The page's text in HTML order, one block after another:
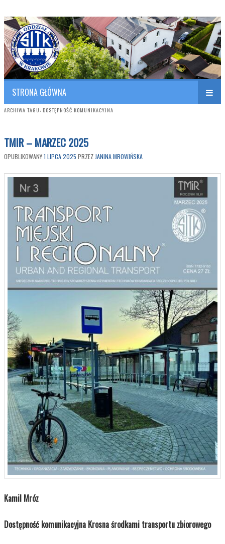
SITK RP Oddział w KRAKOWIE
Polish Association of Engineers & Technicians of Transportation
STRONA GŁÓWNA
ARCHIWA TAGU: DOSTĘPNOŚĆ KOMUNIKACYJNA
TMIR – MARZEC 2025
OPUBLIKOWANY1 LIPCA 2025 PRZEZ JANINA MROWIŃSKA
Kamil Mróz
Dostępność komunikacyjna Krosna środkami transportu zbiorowego